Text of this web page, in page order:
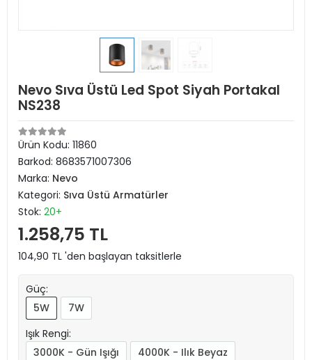
Nevo Sıva Üstü Led Spot Siyah Portakal
NS238
Ürün Kodu: 11860
Barkod: 8683571007306
Marka: Nevo
Kategori: Sıva Üstü Armatürler
Stok: 20+
1.258,75 TL
104,90 TL 'den başlayan taksitlerle
Güç:
5W
7W
Işık Rengi:
3000K - Gün Işığı
4000K - Ilık Beyaz